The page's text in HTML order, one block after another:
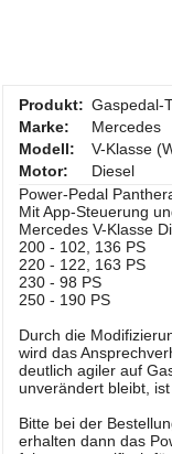
Produkt: Gaspedal-
Marke:
Mercedes
Modell:
V-Klasse
Motor:
Diesel
Power-Pedal
Mit App-Steuerung
Mercedes V-Klasse
200 - 102, 136 PS
220 - 122, 163 PS
230 - 98 PS
250 - 190 PS
Durch die
wird das
deutlich agiler auf
unverändert bleibt,
Bitte bei der
erhalten dann das